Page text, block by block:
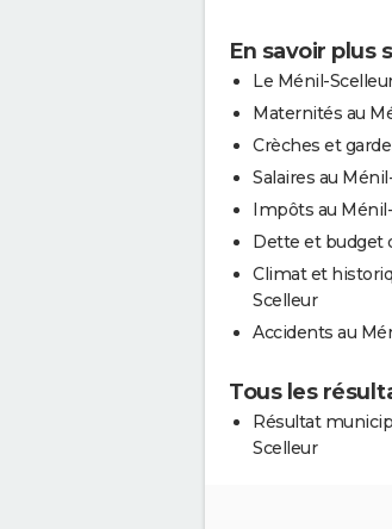
En savoir plus
Le Ménil-
Maternités au
Crèches et
Salaires au
Impôts au
Dette et budget
Climat et
Scelleur
Accidents au
Tous les
Résultat
Scelleur